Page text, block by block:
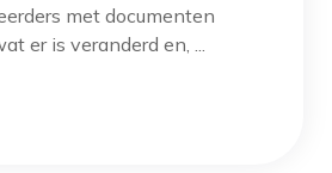
met documenten
er is veranderd en, ...